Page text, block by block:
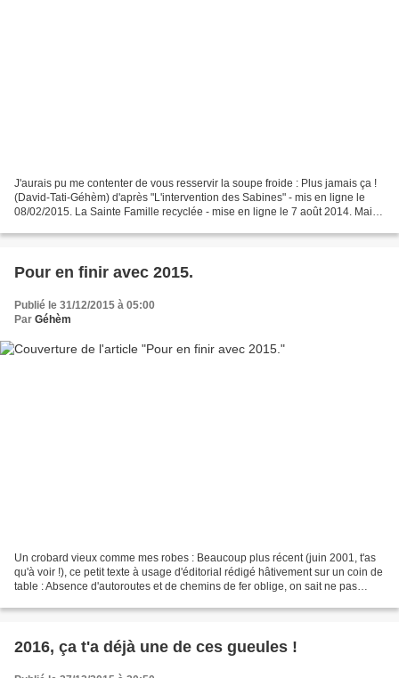
J'aurais pu me contenter de vous resservir la soupe froide : Plus jamais ça !
(David-Tati-Géhèm) d'après "L'intervention des Sabines" - mis en ligne le
08/02/2015. La Sainte Famille recyclée - mise en ligne le 7 août 2014. Mais
Pour en finir avec 2015.
Publié le 31/12/2015 à 05:00
Par Géhèm
Un crobard vieux comme mes robes : Beaucoup plus récent (juin 2001, t'as
qu'à voir !), ce petit texte à usage d'éditorial rédigé hâtivement sur un coin de
table : Absence d'autoroutes et de chemins de fer oblige, on sait ne pas
2016, ça t'a déjà une de ces gueules !